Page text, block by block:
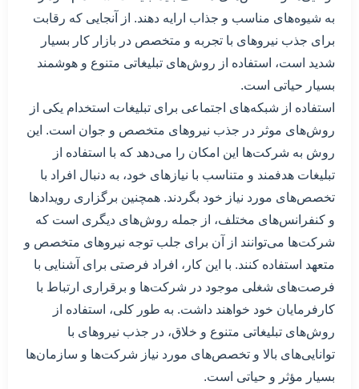
به شیوه‌های مناسب و جذاب ارایه دهند. از آنجایی که رقابت
برای جذب نیروهای با تجربه و متخصص در بازار کار بسیار
شدید است، استفاده از روش‌های تبلیغاتی متنوع و هوشمند
بسیار حیاتی است.
استفاده از شبکه‌های اجتماعی برای تبلیغات استخدام یکی از
روش‌های موثر در جذب نیروهای متخصص و جوان است. این
روش به شرکت‌ها این امکان را می‌دهد که با استفاده از
تبلیغات هدفمند و متناسب با نیازهای خود، به دنبال افراد با
تخصص‌های مورد نیاز خود بگردند. همچنین برگزاری رویدادها
و کنفرانس‌های مختلف، از جمله روش‌های دیگری است که
شرکت‌ها می‌توانند از آن برای جلب توجه نیروهای متخصص و
متعهد استفاده کنند. با این کار، افراد فرصتی برای آشنایی با
فرصت‌های شغلی موجود در شرکت‌ها و برقراری ارتباط با
کارفرمایان خود خواهند داشت. به طور کلی، استفاده از
روش‌های تبلیغاتی متنوع و خلاق، در جذب نیروهای با
توانایی‌های بالا و تخصص‌های مورد نیاز شرکت‌ها و سازمان‌ها
بسیار مؤثر و حیاتی است.